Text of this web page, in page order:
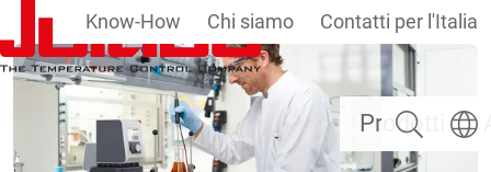
Salta al contenuto principale
Prodotti
Know-How Chi siamo Contatti per l'Italia
Ricerca